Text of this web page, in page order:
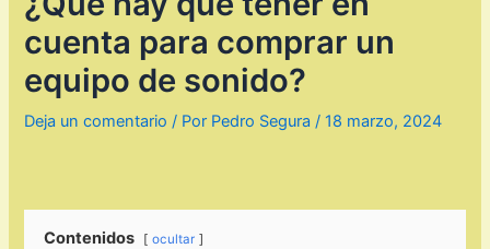
cuenta para comprar un
equipo de sonido?
Deja un comentario / Por Pedro Segura /18 marzo, 2024
Contenidos ocultar